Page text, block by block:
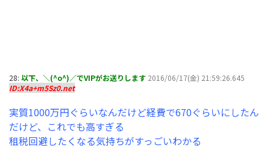
28: 以下、＼(^o^)／でVIPがお送りします 2016/06/17(金) 21:59:26.645
ID:X4a+m5Sz0.net
実質1000万円ぐらいなんだけど経費で670ぐらいにしたん
だけど、これでも高すぎる
租税回避したくなる気持ちがすっごいわかる